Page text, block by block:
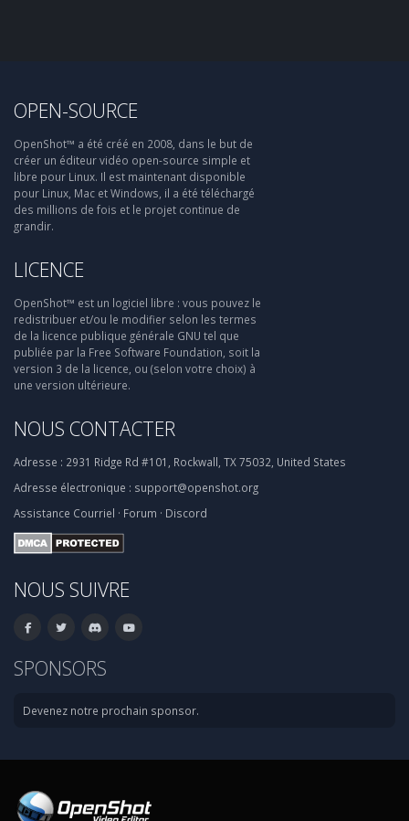
OPEN-SOURCE
OpenShot™ a été créé en 2008, dans le but de
créer un éditeur vidéo open-source simple et
libre pour Linux. Il est maintenant disponible
pour Linux, Mac et Windows, il a été téléchargé
des millions de fois et le projet continue de
grandir.
LICENCE
OpenShot™ est un logiciel libre : vous pouvez le
redistribuer et/ou le modifier selon les termes
de la licence publique générale GNU tel que
publiée par la Free Software Foundation, soit la
version 3 de la licence, ou (selon votre choix) à
une version ultérieure.
NOUS CONTACTER
Adresse : 2931 Ridge Rd #101, Rockwall, TX 75032, United States
Adresse électronique : support@openshot.org
Assistance Courriel · Forum · Discord
NOUS SUIVRE
SPONSORS
Devenez notre prochain sponsor.